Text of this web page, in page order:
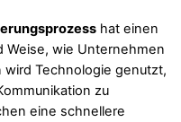
hat einen
Weise, wie Unternehmen
Technologie genutzt,
zu
eine schnellere